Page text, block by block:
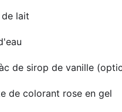
de lait
de sirop de vanille
de colorant rose en gel